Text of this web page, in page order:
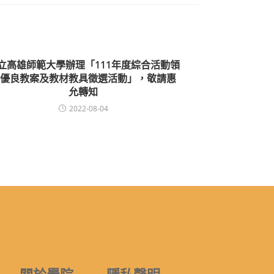
高雄師範大學辦理「111年度綜合活動領
良教案及教材教具徵選活動」，敬請惠
允轉知
2022-08-04